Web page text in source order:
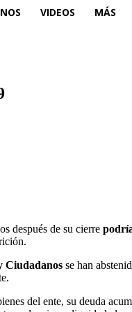
VIDEOS MÁS
después de su cierre
Ciudadanos se han
del ente, su deuda